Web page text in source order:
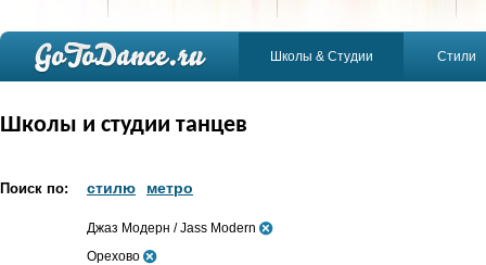
Школы & Студии Стили
Школы и студии танцев
Поиск по: стилю метро
Джаз Модерн / Jass Modern
Орехово